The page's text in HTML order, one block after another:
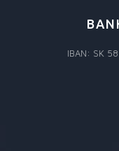
IBAN: SK